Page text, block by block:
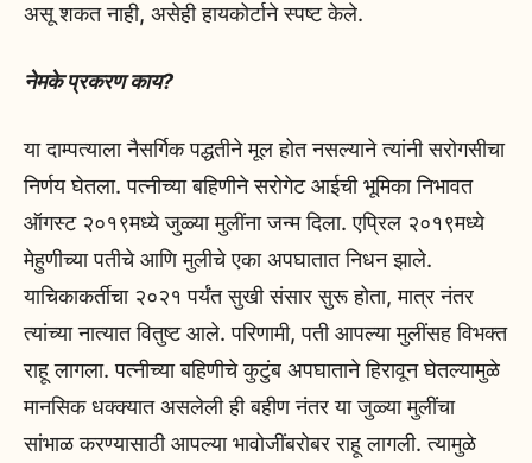
असू शकत नाही, असेही हायकोर्टाने स्पष्ट केले.
नेमके प्रकरण काय?
या दाम्पत्याला नैसर्गिक पद्धतीने मूल होत नसल्याने त्यांनी सरोगसीचा
निर्णय घेतला. पत्नीच्या बहिणीने सरोगेट आईची भूमिका निभावत
ऑगस्ट २०१९मध्ये जुळ्या मुलींना जन्म दिला. एप्रिल २०१९मध्ये
मेहुणीच्या पतीचे आणि मुलीचे एका अपघातात निधन झाले.
याचिकाकर्तीचा २०२१ पर्यंत सुखी संसार सुरू होता, मात्र नंतर
त्यांच्या नात्यात वितुष्ट आले. परिणामी, पती आपल्या मुलींसह विभक्त
राहू लागला. पत्नीच्या बहिणीचे कुटुंब अपघाताने हिरावून घेतल्यामुळे
मानसिक धक्क्यात असलेली ही बहीण नंतर या जुळ्या मुलींचा
सांभाळ करण्यासाठी आपल्या भावोजींबरोबर राहू लागली. त्यामुळे